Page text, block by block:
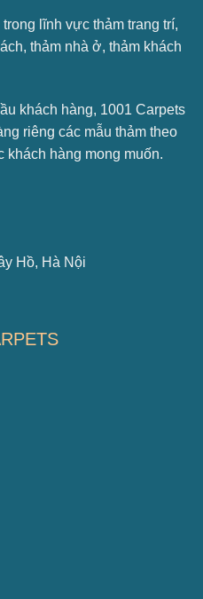
lĩnh vực thảm trang trí,
thảm nhà ở, thảm khách
khách hàng, 1001 Carpets
riêng các mẫu thảm theo
khách hàng mong muốn.
Hồ, Hà Nội